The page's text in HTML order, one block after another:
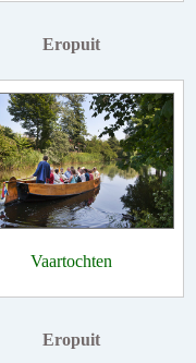
Eropuit
Vaartochten
Eropuit